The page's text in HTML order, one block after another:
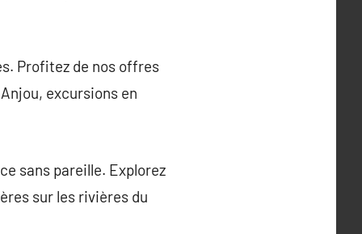
Profitez de nos offres
excursions en
sans pareille. Explorez
sur les rivières du